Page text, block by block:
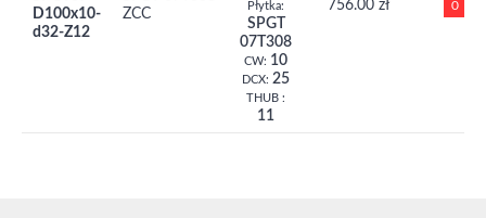
D100x10-
d32-Z12
ZCC
Płytka:
SPGT
07T308
CW: 10
DCX: 25
THUB :
11
756.00 zł 0